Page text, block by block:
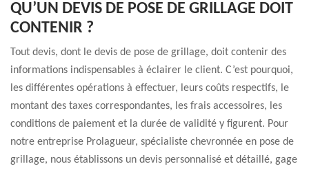
QU’UN DEVIS DE POSE DE GRILLAGE DOIT
CONTENIR ?
Tout devis, dont le devis de pose de grillage, doit contenir des
informations indispensables à éclairer le client. C’est pourquoi,
les différentes opérations à effectuer, leurs coûts respectifs, le
montant des taxes correspondantes, les frais accessoires, les
conditions de paiement et la durée de validité y figurent. Pour
notre entreprise Prolagueur, spécialiste chevronnée en pose de
grillage, nous établissons un devis personnalisé et détaillé, gage